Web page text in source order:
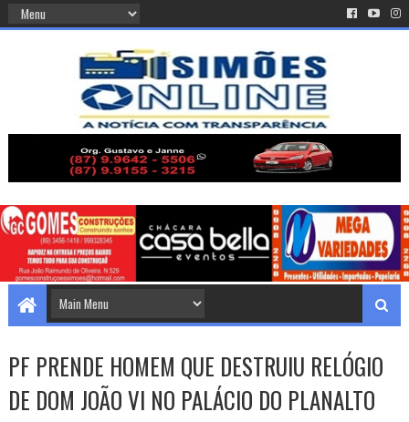
PF PRENDE HOMEM QUE DESTRUIU RELÓGIO
DE DOM JOÃO VI NO PALÁCIO DO PLANALTO